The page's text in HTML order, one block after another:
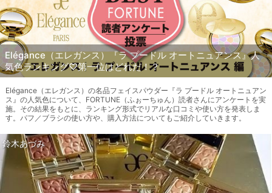
Elégance（エレガンス）『ラ プードル オートニュアンス』人
気色ランキング♡第一位はどれだ！？
Elégance（エレガンス）の名品フェイスパウダー『ラ プードル オートニュアン
ス』の人気色について、FORTUNE（ふぉーちゅん）読者さんにアンケートを実
施。その結果をもとに、ランキング形式でリアルな口コミや使い方を発表しま
す。パフ／ブラシの使い方や、購入方法についてもご紹介していきます。
鈴木あづみ